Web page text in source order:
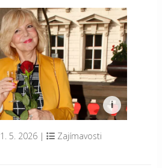
1. 5. 2026 |
Zajímavosti